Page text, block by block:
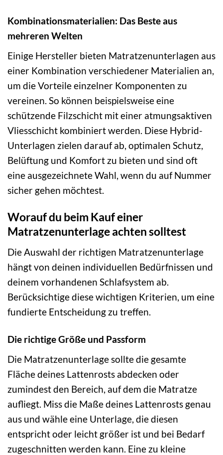
Kombinationsmaterialien: Das Beste aus
mehreren Welten
Einige Hersteller bieten Matratzenunterlagen aus
einer Kombination verschiedener Materialien an,
um die Vorteile einzelner Komponenten zu
vereinen. So können beispielsweise eine
schützende Filzschicht mit einer atmungsaktiven
Vliesschicht kombiniert werden. Diese Hybrid-
Unterlagen zielen darauf ab, optimalen Schutz,
Belüftung und Komfort zu bieten und sind oft
eine ausgezeichnete Wahl, wenn du auf Nummer
sicher gehen möchtest.
Worauf du beim Kauf einer
Matratzenunterlage achten solltest
Die Auswahl der richtigen Matratzenunterlage
hängt von deinen individuellen Bedürfnissen und
deinem vorhandenen Schlafsystem ab.
Berücksichtige diese wichtigen Kriterien, um eine
fundierte Entscheidung zu treffen.
Die richtige Größe und Passform
Die Matratzenunterlage sollte die gesamte
Fläche deines Lattenrosts abdecken oder
zumindest den Bereich, auf dem die Matratze
aufliegt. Miss die Maße deines Lattenrosts genau
aus und wähle eine Unterlage, die diesen
entspricht oder leicht größer ist und bei Bedarf
zugeschnitten werden kann. Eine zu kleine